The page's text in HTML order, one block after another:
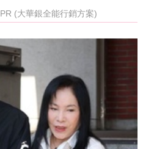
PR (大華銀全能行銷方案)